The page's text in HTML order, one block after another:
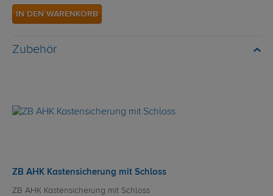
IN DEN WARENKORB
Zubehör
ZB AHK Kastensicherung mit Schloss
ZB AHK Kastensicherung mit Schloss